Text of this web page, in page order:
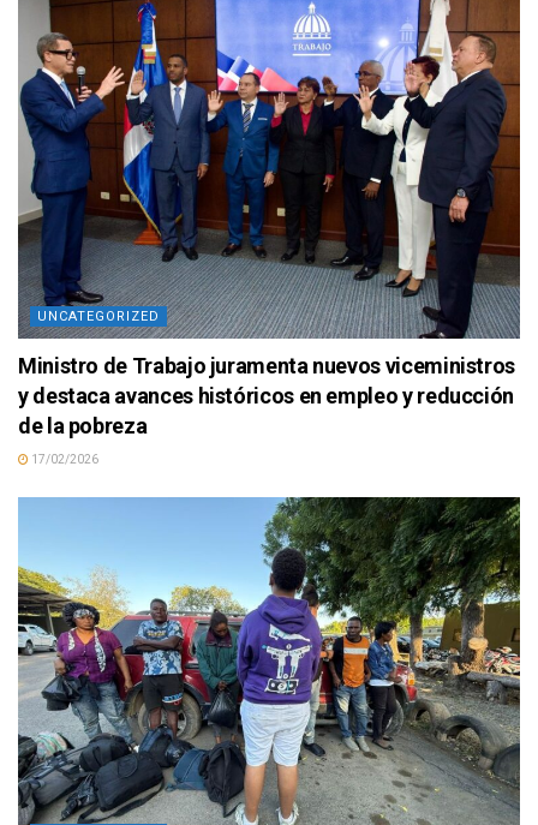
UNCATEGORIZED
Ministro de Trabajo juramenta nuevos viceministros
y destaca avances históricos en empleo y reducción
de la pobreza
17/02/2026